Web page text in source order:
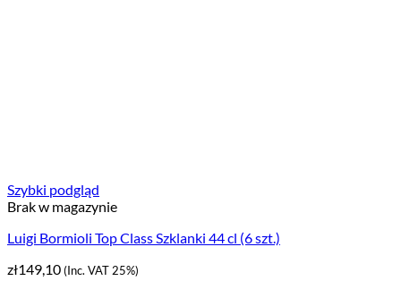
Szybki podgląd
Brak w magazynie
Luigi Bormioli Top Class Szklanki 44 cl (6 szt.)
zł149,10(Inc. VAT 25%)